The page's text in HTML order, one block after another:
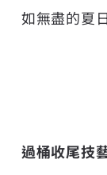
如無盡的夏
過桶收尾技